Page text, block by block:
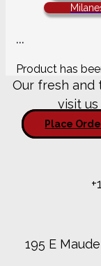
...
Product has
Our fresh and
visit
Place
195 E